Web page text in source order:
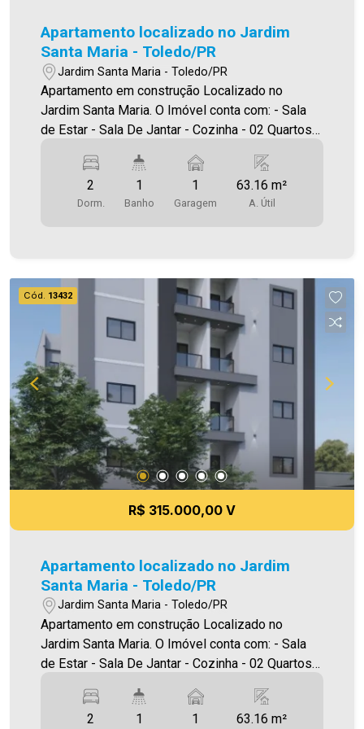
Apartamento localizado no Jardim
Santa Maria - Toledo/PR
Jardim Santa Maria - Toledo/PR
Apartamento em construção Localizado no
Jardim Santa Maria. O Imóvel conta com: - Sala
de Estar - Sala De Jantar - Cozinha - 02 Quartos -
garagem - Sacada com churrasqueira Área
privativa 63,16m² A Imobiliária Ativa conta hoje
com uma das maiores carteiras de imóveis
Imobiliária Ativa, sinta-se em casa!
2
Dorm.
1
Banho
1
Garagem
63.16 m²
A. Útil
Cód. 13432
R$ 315.000,00 V
Apartamento localizado no Jardim
Santa Maria - Toledo/PR
Jardim Santa Maria - Toledo/PR
Apartamento em construção Localizado no
Jardim Santa Maria. O Imóvel conta com: - Sala
de Estar - Sala De Jantar - Cozinha - 02 Quartos -
garagem - Sacada com churrasqueira Área
privativa 63,16m² A Imobiliária Ativa conta hoje
2 1 1 63.16 m²